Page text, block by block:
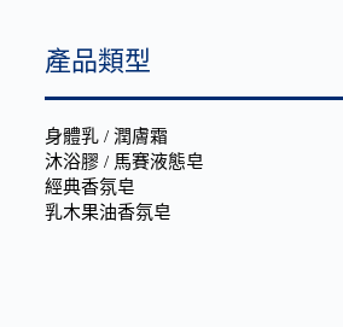
產品類型
身體乳 / 潤膚霜
沐浴膠 / 馬賽液態皂
經典香氛皂
乳木果油香氛皂